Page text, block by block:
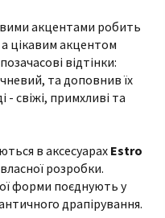
акцентами робить
цікавим акцентом
відтінки:
та доповнив їх
свіжі, примхливі та
в аксесуарахEstro
розробки.
форми поєднують у
драпірування.